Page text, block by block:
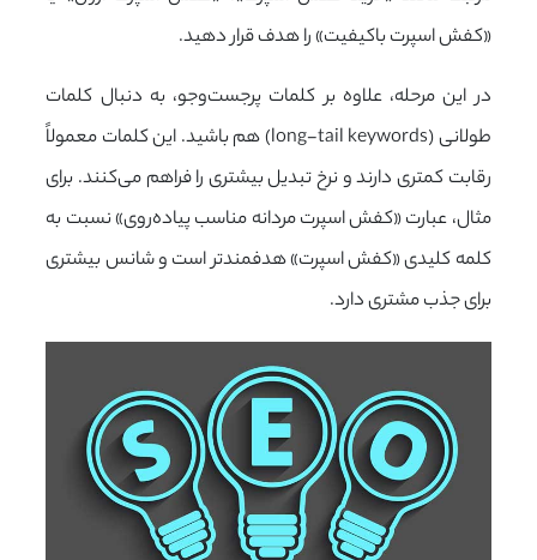
«کفش اسپرت باکیفیت» را هدف قرار دهید.
در این مرحله، علاوه بر کلمات پرجست‌وجو، به دنبال کلمات
طولانی (long-tail keywords) هم باشید. این کلمات معمولاً
رقابت کمتری دارند و نرخ تبدیل بیشتری را فراهم می‌کنند. برای
مثال، عبارت «کفش اسپرت مردانه مناسب پیاده‌روی» نسبت به
کلمه کلیدی «کفش اسپرت» هدفمندتر است و شانس بیشتری
برای جذب مشتری دارد.